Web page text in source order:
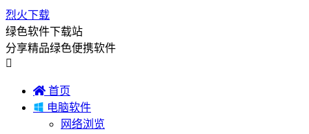
烈火下载
绿色软件下载站
分享精品绿色便携软件

 首页
 电脑软件
网络浏览